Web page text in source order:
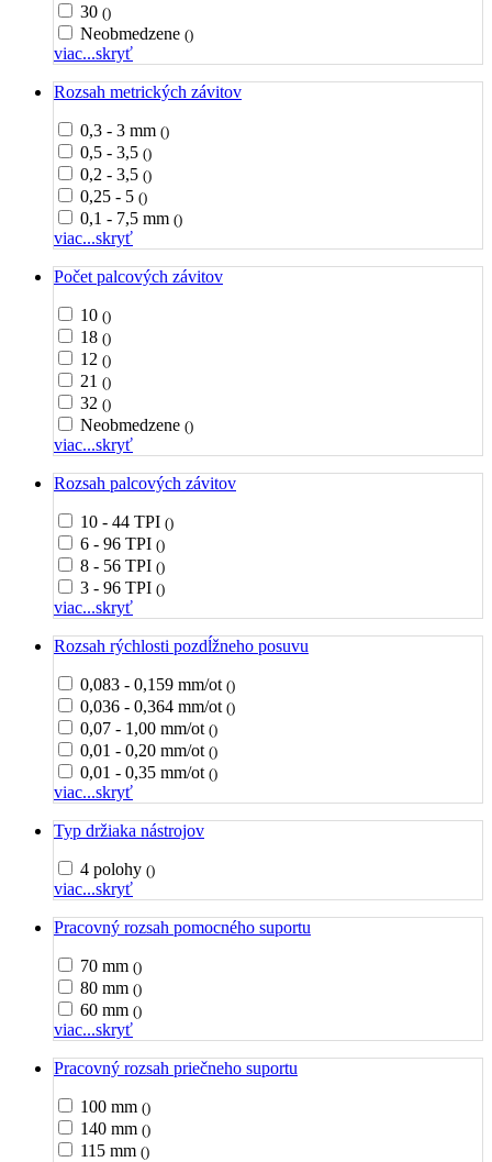
30 ()
Neobmedzene ()
viac...skryť
Rozsah metrických závitov
0,3 - 3 mm ()
0,5 - 3,5 ()
0,2 - 3,5 ()
0,25 - 5 ()
0,1 - 7,5 mm ()
viac...skryť
Počet palcových závitov
10 ()
18 ()
12 ()
21 ()
32 ()
Neobmedzene ()
viac...skryť
Rozsah palcových závitov
10 - 44 TPI ()
6 - 96 TPI ()
8 - 56 TPI ()
3 - 96 TPI ()
viac...skryť
Rozsah rýchlosti pozdĺžneho posuvu
0,083 - 0,159 mm/ot ()
0,036 - 0,364 mm/ot ()
0,07 - 1,00 mm/ot ()
0,01 - 0,20 mm/ot ()
0,01 - 0,35 mm/ot ()
viac...skryť
Typ držiaka nástrojov
4 polohy ()
viac...skryť
Pracovný rozsah pomocného suportu
70 mm ()
80 mm ()
60 mm ()
viac...skryť
Pracovný rozsah priečneho suportu
100 mm ()
140 mm ()
115 mm ()